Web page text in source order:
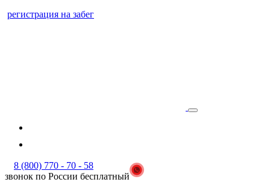
регистрация на забег
8 (800) 770 - 70 - 58
звонок по России бесплатный